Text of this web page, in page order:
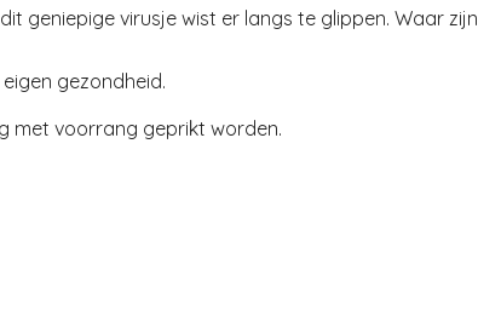
geniepige virusje wist er langs te glippen. Waar zijn
gezondheid.
met voorrang geprikt worden.